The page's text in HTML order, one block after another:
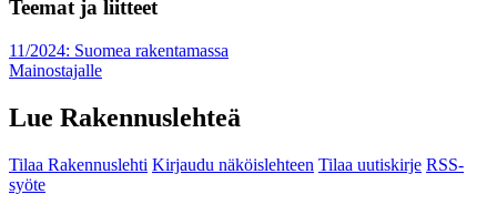
Teemat ja liitteet
11/2024: Suomea rakentamassa
Mainostajalle
Lue Rakennuslehteä
Tilaa Rakennuslehti Kirjaudu näköislehteen Tilaa uutiskirje RSS-
syöte